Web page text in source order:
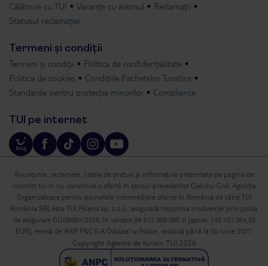
Călătorie cu TUI
Vacanțe cu avionul
Reclamații
Statusul reclamației
Termeni și condiții
Termeni și condiții
Politica de confidențialitate
Politica de cookies
Condițiile Pachetelor Turistice
Standarde pentru protecția minorilor
Compliance
TUI pe internet
Anunțurile, reclamele, listele de prețuri și informațiile prezentate pe pagina de
internet tui.ro nu constituie o ofertă în sensul prevederilor Codului Civil. Agenția
Organizatoare pentru pachetele intermediate oferite în România de către TUI
România SRL este TUI Poland sp. z.o.o., asigurată împotriva insolvenței prin polița
de asigurare GU/00001/2026, în valoare de 612 000 000 zl (aprox. 145.157.064,05
EUR), emisă de AWP P&C S.A Oddzial w Polsce, valabilă până la 30 iunie 2027.
Copyright Agenție de turism TUI 2026